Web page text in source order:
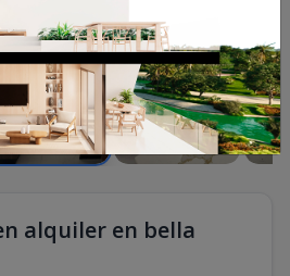
alquiler en bella